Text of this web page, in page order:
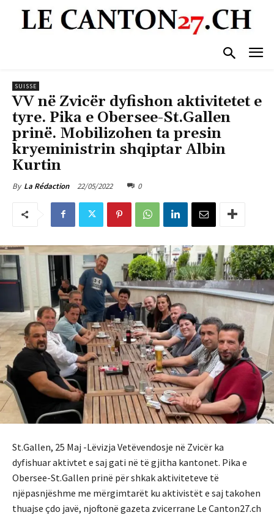
SUISSE
VV në Zvicër dyfishon aktivitetet e
tyre. Pika e Obersee-St.Gallen
prinë. Mobilizohen ta presin
kryeministrin shqiptar Albin
Kurtin
By La Rédaction 22/05/2022 0
St.Gallen, 25 Maj -Lëvizja Vetëvendosje në Zvicër ka
dyfishuar aktivtet e saj gati në të gjitha kantonet. Pika e
Obersee-St.Gallen prinë për shkak aktiviteteve të
njëpasnjëshme me mërgimtarët ku aktivistët e saj takohen
thuajse çdo javë, njoftonë gazeta zvicerrane Le Canton27.ch